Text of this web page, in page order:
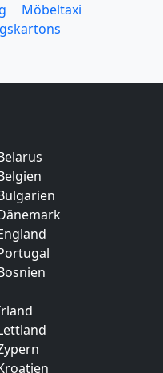
Möbeltaxi